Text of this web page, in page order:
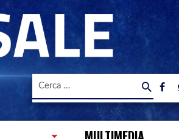
Ricerca